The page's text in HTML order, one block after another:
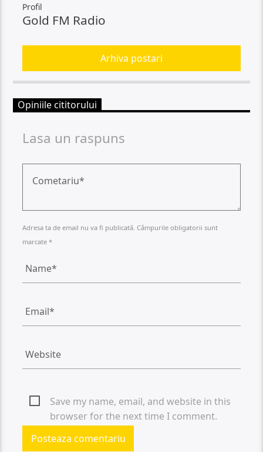
Profil
Gold FM Radio
Arhiva postari
Opiniile cititorului
Lasa un raspuns
Adresa ta de email nu va fi publicată. Câmpurile obligatorii sunt
marcate *
Save my name, email, and website in this
browser for the next time I comment.